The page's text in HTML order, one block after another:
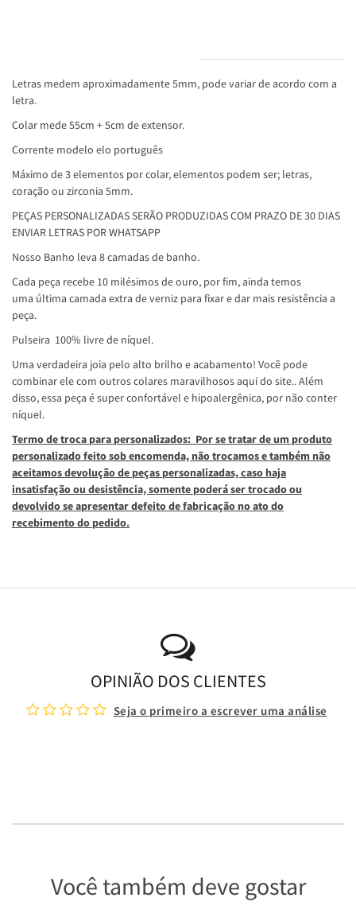
Letras medem aproximadamente 5mm, pode variar de acordo com a
letra.
Colar mede 55cm + 5cm de extensor.
Corrente modelo elo português
Máximo de 3 elementos por colar, elementos podem ser; letras,
coração ou zirconia 5mm.
PEÇAS PERSONALIZADAS SERÃO PRODUZIDAS COM PRAZO DE 30 DIAS
ENVIAR LETRAS POR WHATSAPP
Nosso Banho leva 8 camadas de banho.
Cada peça recebe 10 milésimos de ouro, por fim, ainda temos
uma última camada extra de verniz para fixar e dar mais resistência a
peça.
Pulseira 100% livre de níquel.
Uma verdadeira joia pelo alto brilho e acabamento! Você pode
combinar ele com outros colares maravilhosos aqui do site.. Além
disso, essa peça é super confortável e hipoalergênica, por não conter
níquel.
Termo de troca para personalizados: Por se tratar de um produto
personalizado feito sob encomenda, não trocamos e também não
aceitamos devolução de peças personalizadas, caso haja
insatisfação ou desistência, somente poderá ser trocado ou
devolvido se apresentar defeito de fabricação no ato do
recebimento do pedido.
OPINIÃO DOS CLIENTES
Seja o primeiro a escrever uma análise
Você também deve gostar